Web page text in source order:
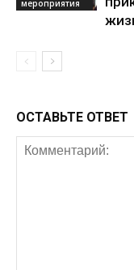
мероприятия
ОСТАВЬТЕ ОТВЕТ